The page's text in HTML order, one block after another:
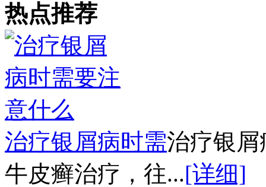
热点推荐
治疗银屑病时需治疗银
牛皮癣治疗，往...[详细]